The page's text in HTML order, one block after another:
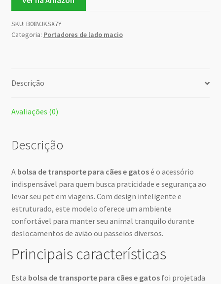
SKU: B08VJKSX7Y
Categoria: Portadores de lado macio
Descrição
Avaliações (0)
Descrição
A bolsa de transporte para cães e gatosé o acessório
indispensável para quem busca praticidade e segurança ao
levar seu pet em viagens. Com design inteligente e
estruturado, este modelo oferece um ambiente
confortável para manter seu animal tranquilo durante
deslocamentos de avião ou passeios diversos.
Principais características
Esta bolsa de transporte para cães e gatosfoi projetada